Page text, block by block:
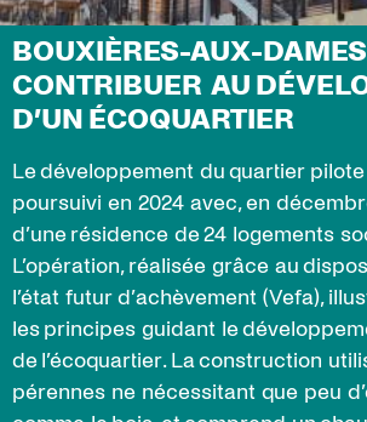
BOUXIÈRES-AUX-
CONTRIBUER AU
D’UN ÉCOQUARTIER
Le développement du quartier pilote
poursuivi en 2024 avec, en
d’une résidence de 24 logements
L’opération, réalisée grâce au
l’état futur d’achèvement (Vefa),
les principes guidant le
de l’écoquartier. La construction
pérennes ne nécessitant que peu